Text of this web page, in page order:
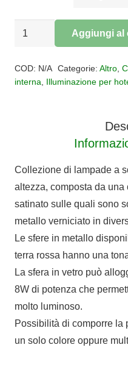
Sospensione
rettangolare
luci
Aggiungi al
COD: N/A Categorie: Altro,
interna
Illuminazione per
Collezione di lampade a
altezza, composta da
satinato sulle quali sono
metallo verniciato in
Le sfere in metallo
terra rossa hanno una
La sfera in vetro può
8W di potenza che
molto luminoso.
Possibilità di comporre la
un solo colore oppure